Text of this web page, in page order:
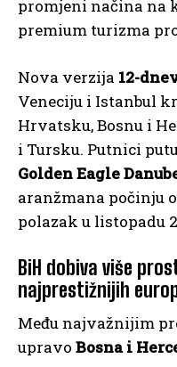
promjeni načina na
premium turizma
Nova verzija 12-
Veneciju i Istanbul
Hrvatsku, Bosnu i
i Tursku. Putnici
Golden Eagle
aranžmana počinju
polazak u listopadu
BiH dobiva više
najprestižnijih
Među najvažnijim
upravo Bosna i